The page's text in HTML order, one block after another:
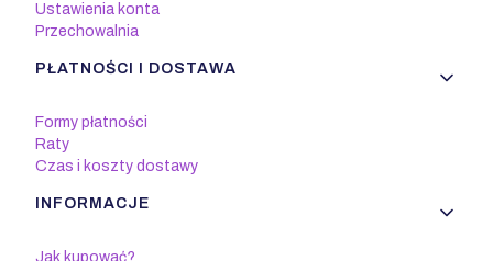
Ustawienia konta
Przechowalnia
PŁATNOŚCI I DOSTAWA
Formy płatności
Raty
Czas i koszty dostawy
INFORMACJE
Jak kupować?